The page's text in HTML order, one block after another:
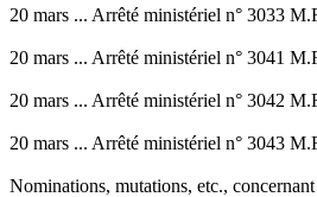
20 mars ... Arrêté ministériel n° 3033
20 mars ... Arrêté ministériel n° 3041
20 mars ... Arrêté ministériel n° 3042
20 mars ... Arrêté ministériel n° 3043
Nominations, mutations, etc.,